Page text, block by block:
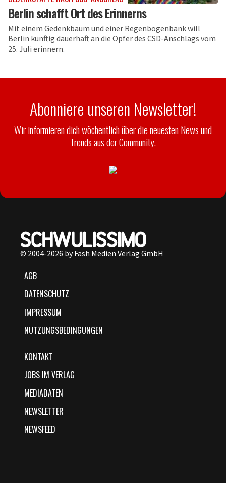
Berlin schafft Ort des Erinnerns
Mit einem Gedenkbaum und einer Regenbogenbank will
Berlin künftig dauerhaft an die Opfer des CSD-Anschlags vom
25. Juli erinnern.
Abonniere unseren Newsletter!
Wir informieren dich wöchentlich über die neuesten News und
Trends aus der Community.
© 2004-2026 by Fash Medien Verlag GmbH
AGB
DATENSCHUTZ
IMPRESSUM
NUTZUNGSBEDINGUNGEN
KONTAKT
JOBS IM VERLAG
MEDIADATEN
NEWSLETTER
NEWSFEED